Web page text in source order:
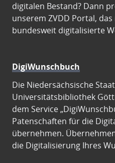
digitalen Bestand? Dann
unserem ZVDD Portal,
bundesweit digitalisierte
DigiWunschbuch
Die Niedersächsische
Universitätsbibliothek
dem Service
Patenschaften für die
übernehmen.
die Digitalisierung Ihres